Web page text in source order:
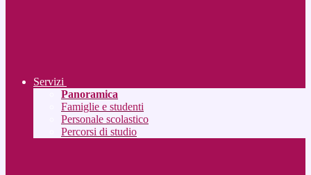
Servizi
Panoramica
Famiglie e studenti
Personale scolastico
Percorsi di studio